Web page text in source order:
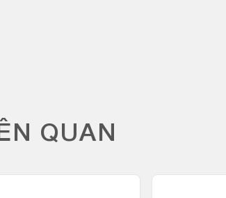
QUAN